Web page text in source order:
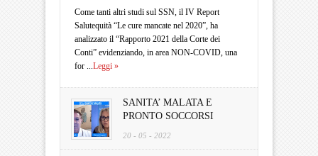
Come tanti altri studi sul SSN, il IV Report
Salutequità “Le cure mancate nel 2020”, ha
analizzato il “Rapporto 2021 della Corte dei
Conti” evidenziando, in area NON-COVID, una
for ...Leggi »
SANITA’ MALATA E
PRONTO SOCCORSI
20 - 05 - 2022